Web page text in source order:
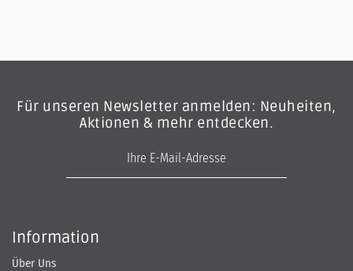
Für unseren Newsletter anmelden: Neuheiten,
Aktionen & mehr entdecken.
Information
Über Uns